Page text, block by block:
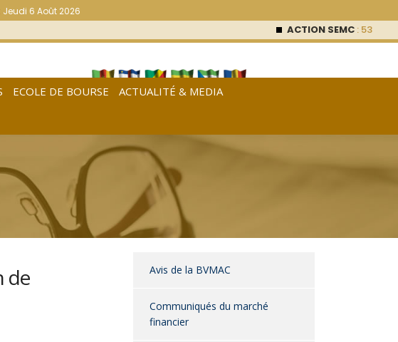
Jeudi 6 Août 2026
ACTION SEMC: 53 000
ECOLE DE BOURSE
ACTUALITÉ & MEDIA
de
Avis de la BVMAC
Communiqués du marché
financier